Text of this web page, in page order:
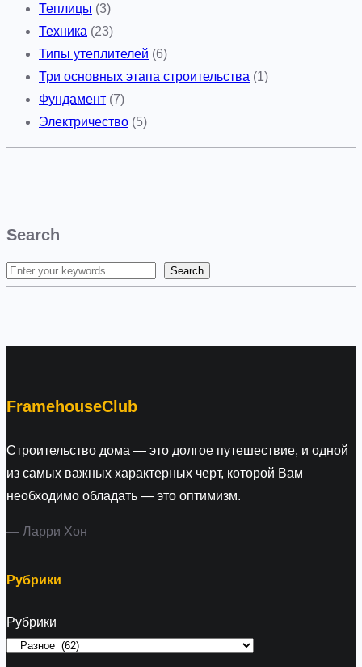
Теплицы (3)
Техника (23)
Типы утеплителей (6)
Три основных этапа строительства (1)
Фундамент (7)
Электричество (5)
Search
S
Search
FramehouseClub
Строительство дома — это долгое путешествие, и одной
из самых важных характерных черт, которой Вам
необходимо обладать — это оптимизм.
— Ларри Хон
Рубрики
Рубрики